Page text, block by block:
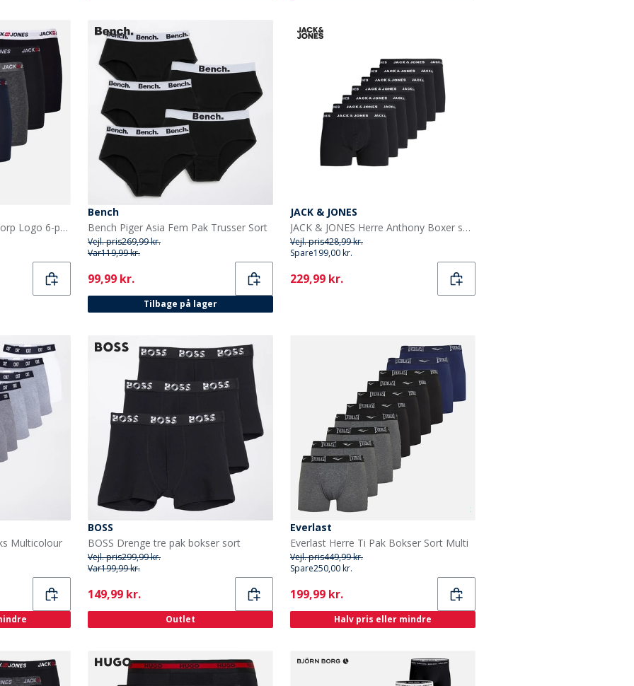
JACK & JONES Herre Jaccorp Logo 6-pak Boxer Briefs Pack 4 Port Royal
Bench
Bench Piger Asia Fem Pak Trusser Sort
Vejl. pris269,99 kr.
Var119,99 kr.
Current
99,99 kr.
Tilbage på lager
JACK & JONES
JACK & JONES Herre Anthony Boxer shorts Sort
Vejl. pris428,99 kr.
Spare199,00 kr.
Current
229,99 kr.
Multicolour
BOSS
BOSS Drenge tre pak bokser sort
Vejl. pris299,99 kr.
Var199,99 kr.
Current
149,99 kr.
Outlet
Everlast
Everlast Herre Ti Pak Bokser Sort Multi
Vejl. pris449,99 kr.
Spare250,00 kr.
Current
199,99 kr.
Halv pris eller mindre